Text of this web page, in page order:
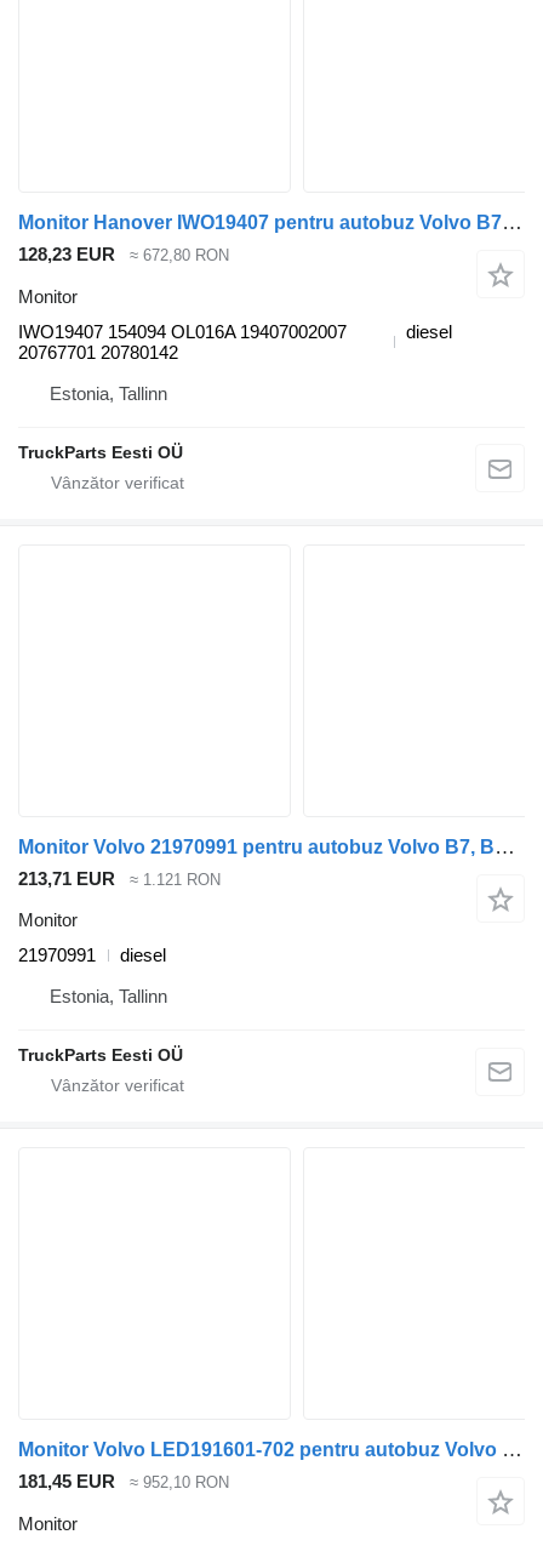
Monitor Hanover IWO19407 pentru autobuz Volvo B7, B8, B9, B12 (2005-)
128,23 EUR ≈ 672,80 RON
Monitor
IWO19407 154094 OL016A 19407002007
20767701 20780142
diesel
Estonia, Tallinn
TruckParts Eesti OÜ
Monitor Volvo 21970991 pentru autobuz Volvo B7, B7R, B8, B9, B12 bus (2005-)
213,71 EUR ≈ 1.121 RON
Monitor
21970991
diesel
Estonia, Tallinn
TruckParts Eesti OÜ
Monitor Volvo LED191601-702 pentru autobuz Volvo B6, B7, B9, B10, B12 bus (1978-2011)
181,45 EUR ≈ 952,10 RON
Monitor